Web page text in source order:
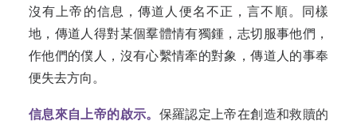
沒有上帝的信息，傳道人便名不正，言不順。同樣
地，傳道人得對某個羣體情有獨鍾，志切服事他們，
作他們的僕人，沒有心繫情牽的對象，傳道人的事奉
便失去方向。
信息來自上帝的啟示。 保羅認定上帝在創造和救贖的